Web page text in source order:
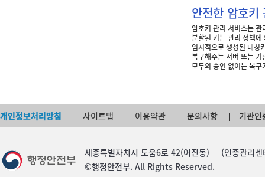
안전한 암호키
암호키 관리 서비스는
분할된 키는 관리 정책
임시적으로 생성된 대칭
복구해주는 서버 또는
모두의 승인 없이는 복
개인정보처리방침 사이트맵 이용약관 문의사항 기관인
세종특별자치시 도움6로 42(어진동) (인증관
©행정안전부. All Rights Reserved.